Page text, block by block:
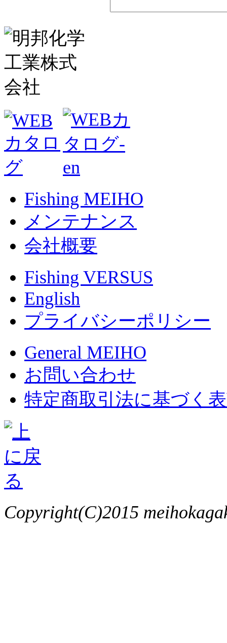
Fishing MEIHO
メンテナンス
会社概要
Fishing VERSUS
English
プライバシーポリシー
General MEIHO
お問い合わせ
特定商取引法に基づく
Copyright(C)2015